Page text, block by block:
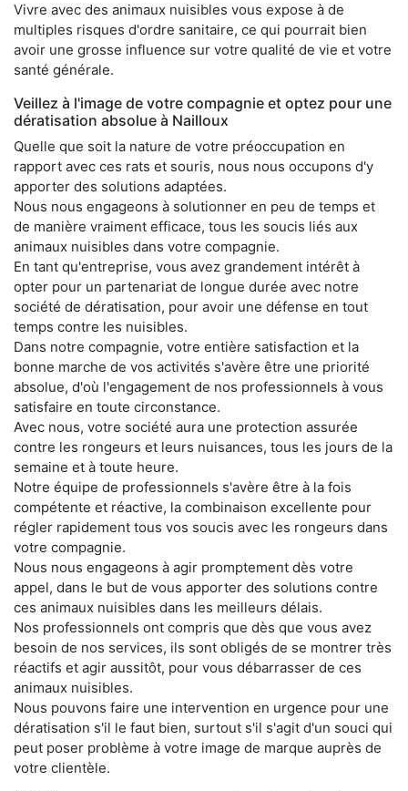
Vivre avec des animaux nuisibles vous expose à de
multiples risques d'ordre sanitaire, ce qui pourrait bien
avoir une grosse influence sur votre qualité de vie et votre
santé générale.
Veillez à l'image de votre compagnie et optez pour une
dératisation absolue à Nailloux
Quelle que soit la nature de votre préoccupation en
rapport avec ces rats et souris, nous nous occupons d'y
apporter des solutions adaptées.
Nous nous engageons à solutionner en peu de temps et
de manière vraiment efficace, tous les soucis liés aux
animaux nuisibles dans votre compagnie.
En tant qu'entreprise, vous avez grandement intérêt à
opter pour un partenariat de longue durée avec notre
société de dératisation, pour avoir une défense en tout
temps contre les nuisibles.
Dans notre compagnie, votre entière satisfaction et la
bonne marche de vos activités s'avère être une priorité
absolue, d'où l'engagement de nos professionnels à vous
satisfaire en toute circonstance.
Avec nous, votre société aura une protection assurée
contre les rongeurs et leurs nuisances, tous les jours de la
semaine et à toute heure.
Notre équipe de professionnels s'avère être à la fois
compétente et réactive, la combinaison excellente pour
régler rapidement tous vos soucis avec les rongeurs dans
votre compagnie.
Nous nous engageons à agir promptement dès votre
appel, dans le but de vous apporter des solutions contre
ces animaux nuisibles dans les meilleurs délais.
Nos professionnels ont compris que dès que vous avez
besoin de nos services, ils sont obligés de se montrer très
réactifs et agir aussitôt, pour vous débarrasser de ces
animaux nuisibles.
Nous pouvons faire une intervention en urgence pour une
dératisation s'il le faut bien, surtout s'il s'agit d'un souci qui
peut poser problème à votre image de marque auprès de
votre clientèle.